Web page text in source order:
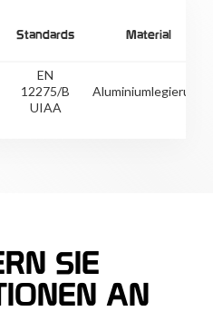
Standards Material
EN
12275/B
UIAA
Aluminiumlegierung
SIE
AN